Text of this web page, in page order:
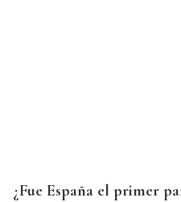
¿Fue España el primer